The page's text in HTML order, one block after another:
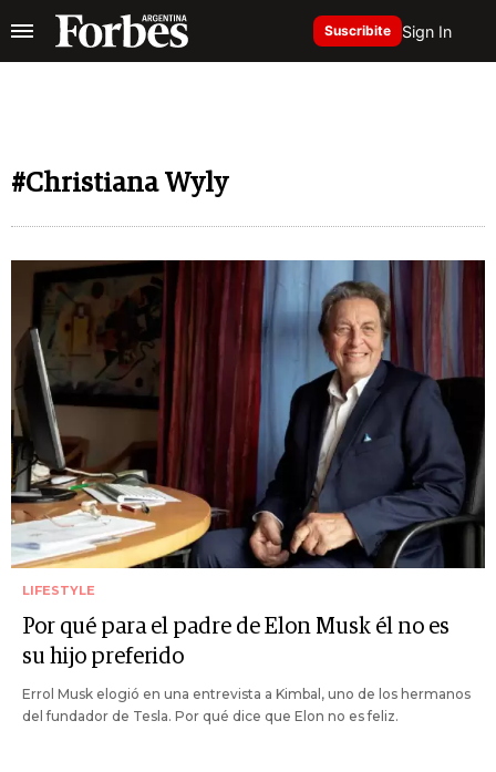
Suscribite Sign In
#Christiana Wyly
LIFESTYLE
Por qué para el padre de Elon Musk él no es
su hijo preferido
Errol Musk elogió en una entrevista a Kimbal, uno de los hermanos
del fundador de Tesla. Por qué dice que Elon no es feliz.